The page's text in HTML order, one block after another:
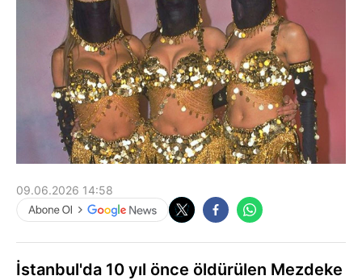
09.06.2026 14:58
İstanbul'da 10 yıl önce öldürülen Mezdeke